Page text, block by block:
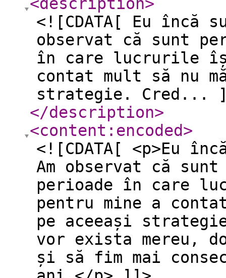
<![CDATA[ Eu încă
observat că sunt
în care lucrurile
contat mult să nu
strategie. Cred...
</description>
<content:encoded>
<![CDATA[ <p>Eu
Am observat că
perioade în care
pentru mine a
pe aceeași
vor exista mereu,
și să fim mai